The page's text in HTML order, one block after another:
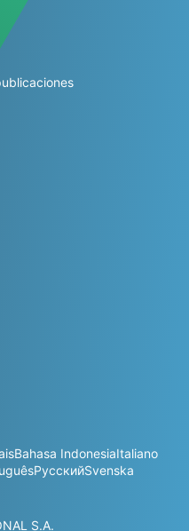
Bahasa IndonesiaItaliano
РусскийSvenska
S.A.